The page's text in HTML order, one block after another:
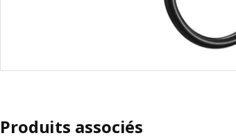
Produits associés